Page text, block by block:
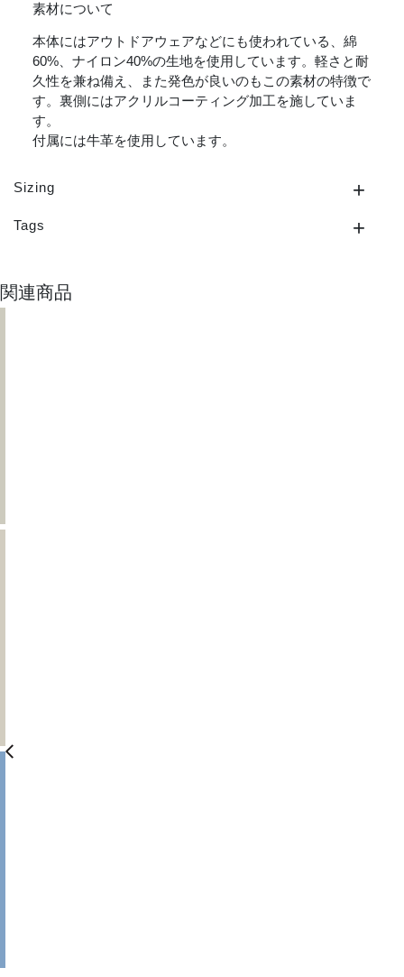
素材について
本体にはアウトドアウェアなどにも使われている、綿
60%、ナイロン40%の生地を使用しています。軽さと耐
久性を兼ね備え、また発色が良いのもこの素材の特徴で
す。裏側にはアクリルコーティング加工を施していま
す。
付属には牛革を使用しています。
Sizing
Tags
関連商品